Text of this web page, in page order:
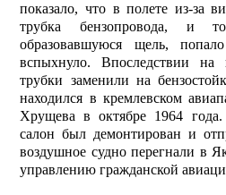
показало, что в полете из-за
трубка бензопровода, и
образовавшуюся щель,
вспыхнуло. Впоследствии на
трубки заменили на
находился в кремлевском
Хрущева в октябре 1964
салон был демонтирован и
воздушное судно перегнали в
управлению гражданской